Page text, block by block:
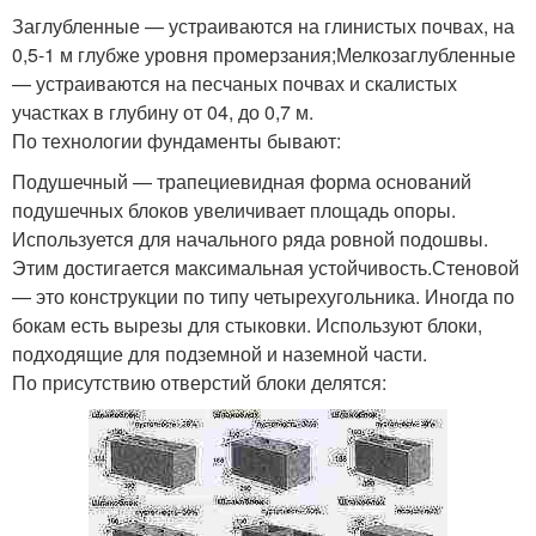
Заглубленные — устраиваются на глинистых почвах, на
0,5-1 м глубже уровня промерзания;Мелкозаглубленные
— устраиваются на песчаных почвах и скалистых
участках в глубину от 04, до 0,7 м.
По технологии фундаменты бывают:
Подушечный — трапециевидная форма оснований
подушечных блоков увеличивает площадь опоры.
Используется для начального ряда ровной подошвы.
Этим достигается максимальная устойчивость.Стеновой
— это конструкции по типу четырехугольника. Иногда по
бокам есть вырезы для стыковки. Используют блоки,
подходящие для подземной и наземной части.
По присутствию отверстий блоки делятся: